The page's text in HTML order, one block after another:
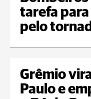
tarefa
pelo
Grêmio
Paulo e